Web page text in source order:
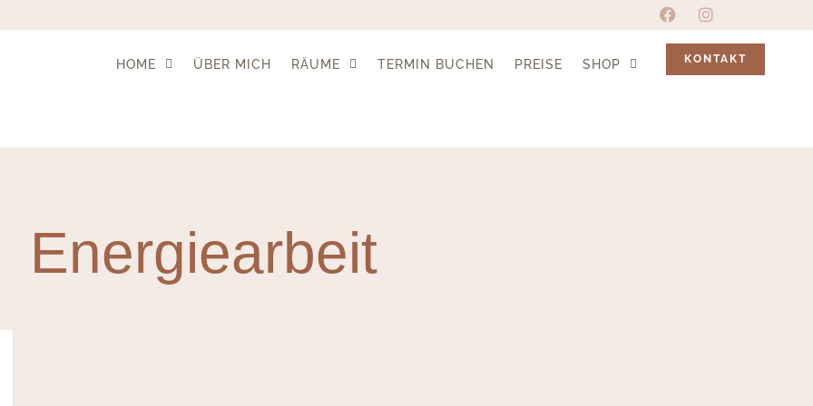
HOME ÜBER MICH RÄUME TERMIN BUCHEN PREISE SHOP KONTAKT
Energiearbeit